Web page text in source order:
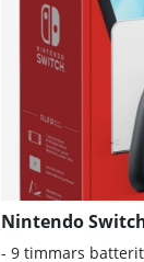
Nintendo Switch
- 9 timmars